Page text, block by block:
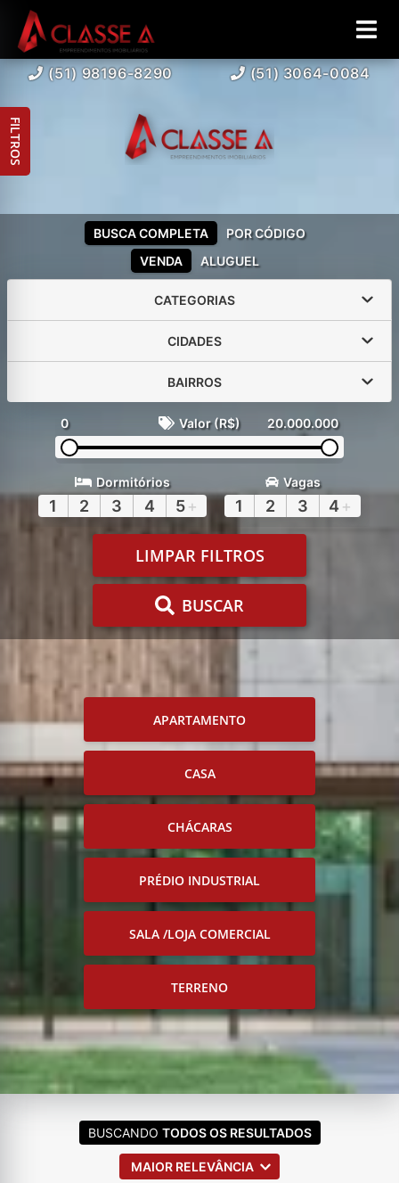
(51) 98196-8290 (51) 3064-0084
VENDA ALUGUEL
BUSCA COMPLETA POR CÓDIGO
CATEGORIAS
CIDADES
BAIRROS
0 Valor (R$) 20.000.000
Dormitórios
1 2 3 4 5+
Vagas
1 2 3 4 +
LIMPAR FILTROS
BUSCAR
APARTAMENTO
CASA
CHÁCARAS
PRÉDIO INDUSTRIAL
SALA /LOJA COMERCIAL
TERRENO
FILTROS
BUSCANDO TODOS OS RESULTADOS
MAIOR RELEVÂNCIA